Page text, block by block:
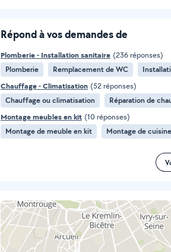
Répond à vos demandes de
Plomberie - Installation sanitaire (236 réponses)
Plomberie
Remplacement de WC
Chauffage - Climatisation (52 réponses)
Chauffage ou climatisation
Réparation de
Montage meubles en kit (10 réponses)
Montage de meuble en kit
Montage de